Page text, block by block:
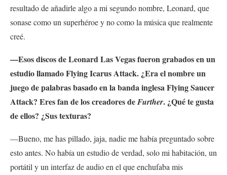
resultado de añadirle algo a mi segundo nombre, Leonard, que
sonase como un superhéroe y no como la música que realmente
creé.
—Esos discos de Leonard Las Vegas fueron grabados en un
estudio llamado Flying Icarus Attack. ¿Era el nombre un
juego de palabras basado en la banda inglesa Flying Saucer
Attack? Eres fan de los creadores deFurther. ¿Qué te gusta
de ellos? ¿Sus texturas?
—Bueno, me has pillado, jaja, nadie me había preguntado sobre
esto antes. No había un estudio de verdad, solo mi habitación, un
portátil y un interfaz de audio en el que enchufaba mis